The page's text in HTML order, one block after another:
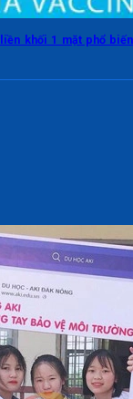
khối 1 mặt phổ biến